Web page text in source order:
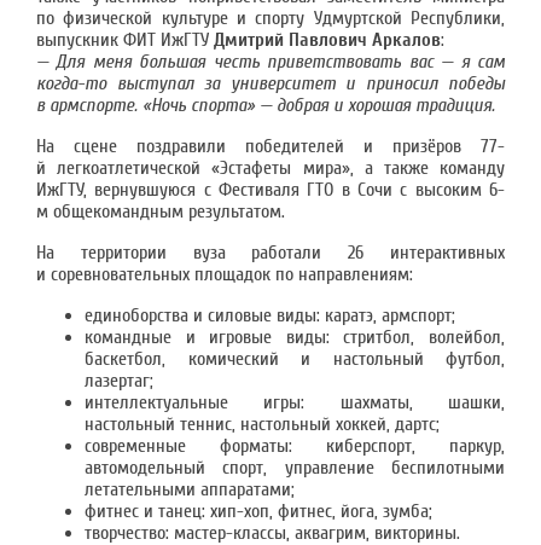
по физической культуре и спорту Удмуртской Республики,
выпускник ФИТ ИжГТУ Дмитрий Павлович Аркалов:
— Для меня большая честь приветствовать вас — я сам
когда-то выступал за университет и приносил победы
в армспорте. «Ночь спорта» — добрая и хорошая традиция.
На сцене поздравили победителей и призёров 77-
й легкоатлетической «Эстафеты мира», а также команду
ИжГТУ, вернувшуюся с Фестиваля ГТО в Сочи с высоким 6-
м общекомандным результатом.
На территории вуза работали 26 интерактивных
и соревновательных площадок по направлениям:
единоборства и силовые виды: каратэ, армспорт;
командные и игровые виды: стритбол, волейбол,
баскетбол, комический и настольный футбол,
лазертаг;
интеллектуальные игры: шахматы, шашки,
настольный теннис, настольный хоккей, дартс;
современные форматы: киберспорт, паркур,
автомодельный спорт, управление беспилотными
летательными аппаратами;
фитнес и танец: хип-хоп, фитнес, йога, зумба;
творчество: мастер-классы, аквагрим, викторины.